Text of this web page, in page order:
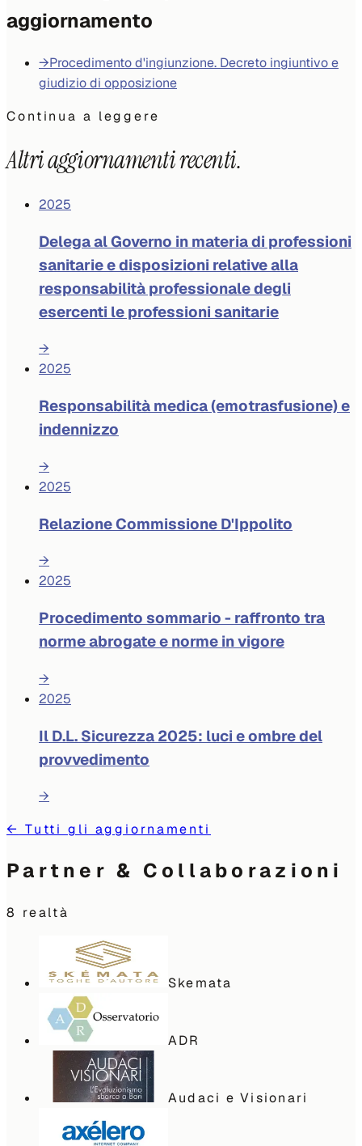
aggiornamento
→Procedimento d'ingiunzione. Decreto ingiuntivo e
giudizio di opposizione
Continua a leggere
Altri aggiornamenti recenti.
2025
Delega al Governo in materia di professioni
sanitarie e disposizioni relative alla
responsabilità professionale degli
esercenti le professioni sanitarie
→
2025
Responsabilità medica (emotrasfusione) e
indennizzo
→
2025
Relazione Commissione D'Ippolito
→
2025
Procedimento sommario - raffronto tra
norme abrogate e norme in vigore
→
2025
Il D.L. Sicurezza 2025: luci e ombre del
provvedimento
→
← Tutti gli aggiornamenti
Partner & Collaborazioni
8 realtà
Skemata
ADR
Audaci e Visionari